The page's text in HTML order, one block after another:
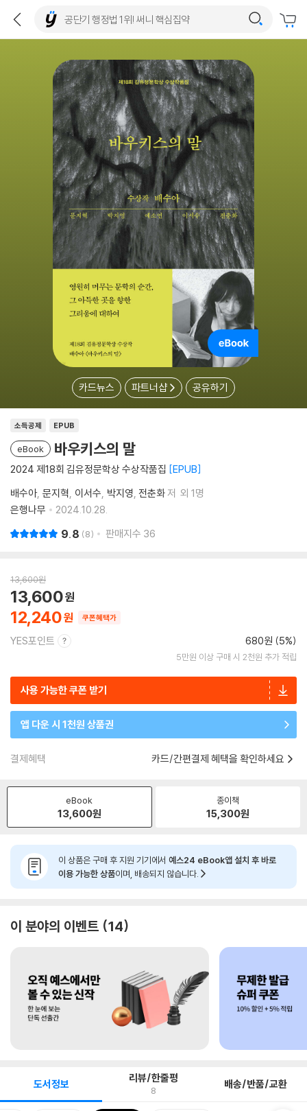
카드뉴스 파트너샵 공유하기
소득공제 EPUB
eBook 바우키스의 말
2024 제18회 김유정문학상 수상작품집 EPUB
배수아 문지혁 이서수 박지영 전춘화저 외 1명
은행나무
2024.10.28.
9.8 8 판매지수 36
13,600원
12,240
13,600
쿠폰혜택가
YES포인트 680원 (5%)
5만원 이상 구매 시 2천원 추가 적립
사용 가능한 쿠폰 받기
앱 다운 시 1천원 상품권
결제혜택 카드/간편결제 혜택을 확인하세요
eBook
13,600원
종이책
15,300원
이 상품은 구매 후 지원 기기에서 예스24 eBook앱 설치 후 바로
이용 가능한 상품이며, 배송되지 않습니다.
이 분야의 이벤트 14
도서정보 리뷰/한줄평
8 배송/반품/교환